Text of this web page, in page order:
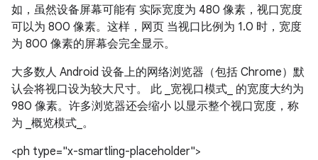
如，虽然设备屏幕可能有 实际宽度为 480 像素，视口宽度
可以为 800 像素。这样，网页 当视口比例为 1.0 时，宽度
为 800 像素的屏幕会完全显示。
大多数人 Android 设备上的网络浏览器（包括 Chrome）默
认会将视口设为较大尺寸。 此 _宽视口模式_ 的宽度大约为
980 像素。许多浏览器还会缩小 以显示整个视口宽度，称
为 _概览模式_。
<ph type="x-smartling-placeholder">